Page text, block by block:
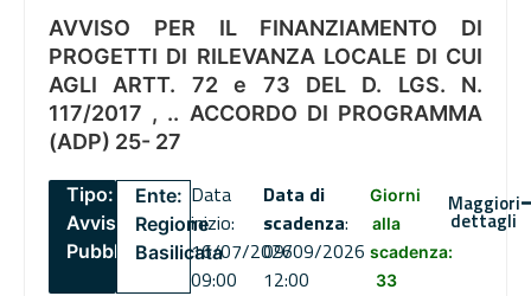
AVVISO PER IL FINANZIAMENTO DI
PROGETTI DI RILEVANZA LOCALE DI CUI
AGLI ARTT. 72 e 73 DEL D. LGS. N.
117/2017 , .. ACCORDO DI PROGRAMMA
(ADP) 25- 27
Tipo:
Avviso
Pubblico
Ente:
Regione
Basilicata
Data
inizio:
16/07/2026
09:00
Data di
scadenza:
09/09/2026
12:00
Giorni
alla
scadenza:
33
Maggiori
dettagli